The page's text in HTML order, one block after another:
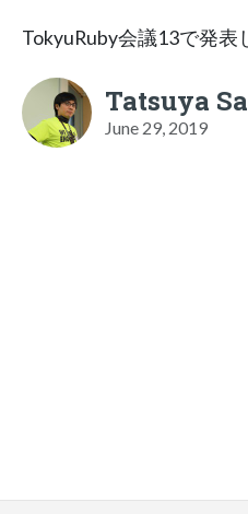
TokyuRuby会議13で発表
Tatsuya
June 29, 2019